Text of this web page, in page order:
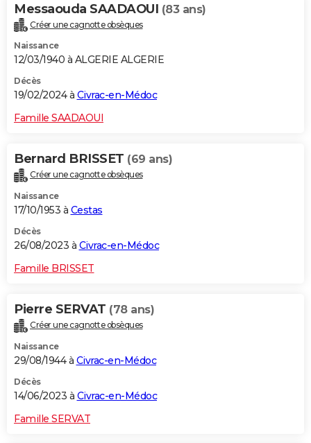
Messaouda SAADAOUI (83 ans)
Créer une cagnotte obsèques
Naissance
12/03/1940 à ALGERIE ALGERIE
Décès
19/02/2024 à Civrac-en-Médoc
Famille SAADAOUI
Bernard BRISSET (69 ans)
Créer une cagnotte obsèques
Naissance
17/10/1953 à Cestas
Décès
26/08/2023 à Civrac-en-Médoc
Famille BRISSET
Pierre SERVAT (78 ans)
Créer une cagnotte obsèques
Naissance
29/08/1944 à Civrac-en-Médoc
Décès
14/06/2023 à Civrac-en-Médoc
Famille SERVAT